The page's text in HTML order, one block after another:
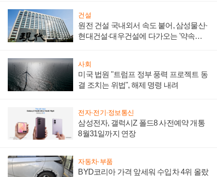
건설
원전 건설 국내외서 속도 붙어, 삼성물산·
현대건설·대우건설에 다가오는 '약속의
사회
미국 법원 "트럼프 정부 풍력 프로젝트 동
결 조치는 위법", 해제 명령 내려
전자·전기·정보통신
삼성전자, 갤럭시Z 폴드8 사전예약 개통
8월31일까지 연장
자동차·부품
BYD코리아 가격 앞세워 수입차 4위 올랐